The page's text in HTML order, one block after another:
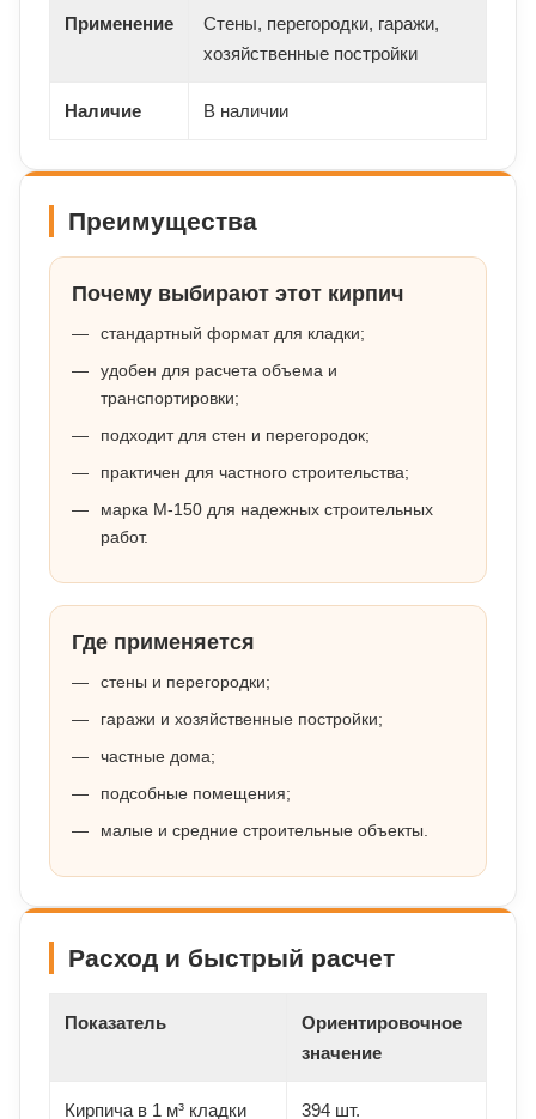
Применение
Стены, перегородки, гаражи,
хозяйственные постройки
Наличие В наличии
Преимущества
Почему выбирают этот кирпич
стандартный формат для кладки;
удобен для расчета объема и
транспортировки;
подходит для стен и перегородок;
практичен для частного строительства;
марка М-150 для надежных строительных
работ.
Где применяется
стены и перегородки;
гаражи и хозяйственные постройки;
частные дома;
подсобные помещения;
малые и средние строительные объекты.
Расход и быстрый расчет
Показатель
Ориентировочное
значение
Кирпича в 1 м³ кладки 394 шт.